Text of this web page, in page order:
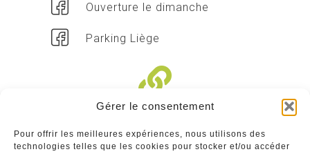
Gérer le consentement
Pour offrir les meilleures expériences, nous utilisons des
technologies telles que les cookies pour stocker et/ou accéder
Ouverture le dimanche
Parking Liège